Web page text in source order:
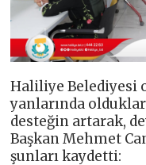
Haliliye Belediyesi
yanlarında
desteğin artarak,
Başkan Mehmet
şunları kaydetti: